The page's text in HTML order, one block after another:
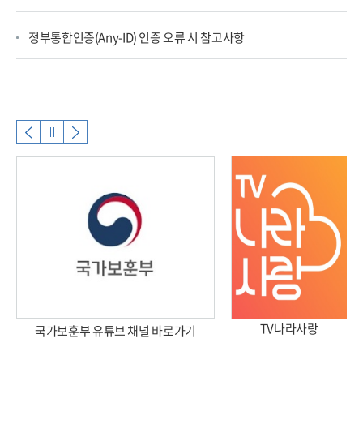
정부통합인증(Any-ID) 인증 오류 시 참고사항
국가보훈부 유튜브 채널 바로가기 2026년 국가보훈부 업
TV나라사랑